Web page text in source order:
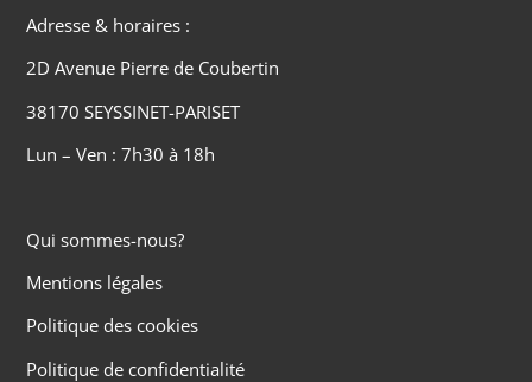
Adresse & horaires :
2D Avenue Pierre de Coubertin
38170 SEYSSINET-PARISET
Lun – Ven : 7h30 à 18h
Qui sommes-nous?
Mentions légales
Politique des cookies
Politique de confidentialité